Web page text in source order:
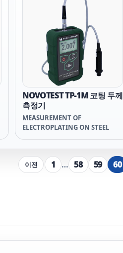
NOVOTEST TP-1M 코팅 두께
측정기
MEASUREMENT OF
ELECTROPLATING ON STEEL
이전 1 … 58 59 60